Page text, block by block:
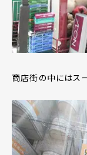
商店街の中にはス